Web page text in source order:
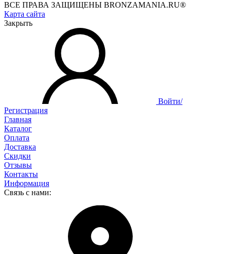
ВСЕ ПРАВА ЗАЩИЩЕНЫ BRONZAMANIA.RU®
Карта сайта
Закрыть
Войти/
Регистрация
Главная
Каталог
Оплата
Доставка
Скидки
Отзывы
Контакты
Информация
Связь с нами: